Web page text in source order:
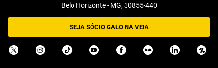
Belo Horizonte - MG, 30855-440
SEJA SÓCIO GALO NA VEIA